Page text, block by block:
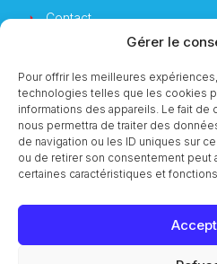
Gérer le
Pour offrir les meilleures
technologies telles que les cookies
informations des appareils. Le fait
nous permettra de traiter des
de navigation ou les ID uniques sur
ou de retirer son consentement peut
certaines caractéristiques et
Contact
Newsletter
Vous souhaitez suivre notre actualité